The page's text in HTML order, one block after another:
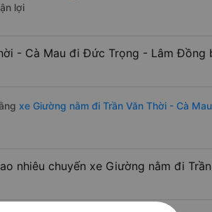
lợi
- Cà Mau đi Đức Trọng - Lâm Đồng
xe Giường nằm đi Trần Văn Thời - Cà
nhiêu chuyến xe Giường nằm đi